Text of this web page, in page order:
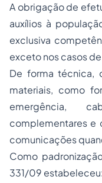
A obrigação de
auxílios à
exclusiva
exceto nos casos
De forma técnica,
materiais, como
emergência,
complementares e
comunicações
Como
331/09 estabeleceu: